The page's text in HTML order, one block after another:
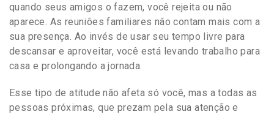
quando seus amigos o fazem, você rejeita ou não
aparece. As reuniões familiares não contam mais com a
sua presença. Ao invés de usar seu tempo livre para
descansar e aproveitar, você está levando trabalho para
casa e prolongando a jornada.
Esse tipo de atitude não afeta só você, mas a todas as
pessoas próximas, que prezam pela sua atenção e